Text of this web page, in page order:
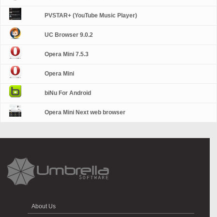
PVSTAR+ (YouTube Music Player)
UC Browser 9.0.2
Opera Mini 7.5.3
Opera Mini
biNu For Android
Opera Mini Next web browser
About Us